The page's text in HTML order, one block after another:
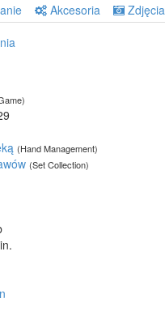
Akcesoria
Zdjęcia
(Hand Management)
(Set Collection)